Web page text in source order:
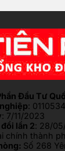
Đầu Tư
:
: 7/11/2023
lần 2: 28/
chính thành
Số 268